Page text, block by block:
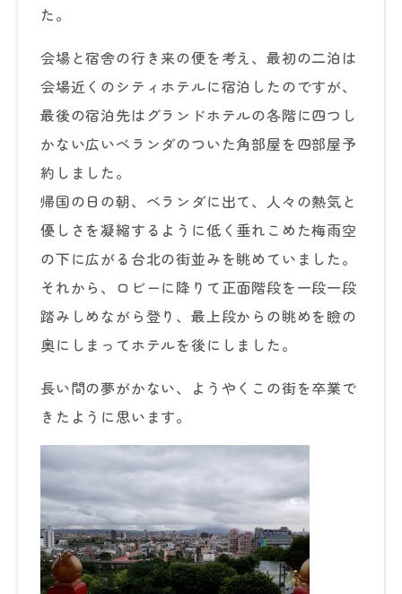
た。
会場と宿舎の行き来の便を考え、最初の二泊は
会場近くのシティホテルに宿泊したのですが、
最後の宿泊先はグランドホテルの各階に四つし
かない広いベランダのついた角部屋を四部屋予
約しました。
帰国の日の朝、ベランダに出て、人々の熱気と
優しさを凝縮するように低く垂れこめた梅雨空
の下に広がる台北の街並みを眺めていました。
それから、ロビーに降りて正面階段を一段一段
踏みしめながら登り、最上段からの眺めを瞼の
奥にしまってホテルを後にしました。
長い間の夢がかない、ようやくこの街を卒業で
きたように思います。